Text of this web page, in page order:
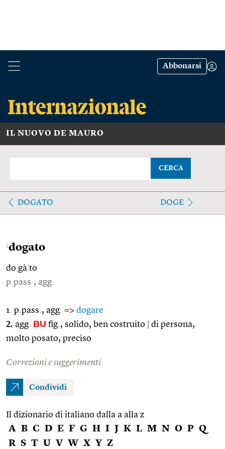
Abbonarsi
IL NUOVO DE MAURO
CERCA
DOGATO DOGE
2dogato
do gà to
p.pass., agg.
1. p.pass., agg. => dogare
2. agg. BU fig., solido, ben costruito
di persona,
molto posato, preciso
Correzioni e suggerimenti
Condividi
Il dizionario di italiano dalla a alla z
A B C D E F G H I J K L M N O P Q
R S T U V W X Y Z